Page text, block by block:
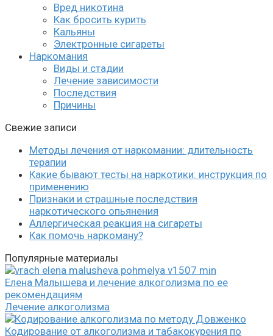
Вред никотина
Как бросить курить
Кальяны
Электронные сигареты
Наркомания
Виды и стадии
Лечение зависимости
Последствия
Причины
Свежие записи
Методы лечения от наркомании: длительность
терапии
Какие бывают тесты на наркотики: инструкция по
применению
Признаки и страшные последствия
наркотического опьянения
Аллергическая реакция на сигареты
Как помочь наркоману?
Популярные материалы
Елена Малышева и лечение алкоголизма по ее
рекомендациям
Лечение алкоголизма
Кодирование от алкоголизма и табакокурения по